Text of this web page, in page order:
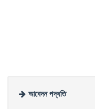
আবেদন পদ্ধতি